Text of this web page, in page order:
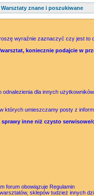
Warsztaty znane i poszukiwane
wyraźnie zaznaczyć czy jest to
koniecznie podajcie w
dla innych użytkowników.
których umieszczamy posty z
inne niż czysto serwisowe/
forum obowiązuje Regulamin
sklepów tudzież innych